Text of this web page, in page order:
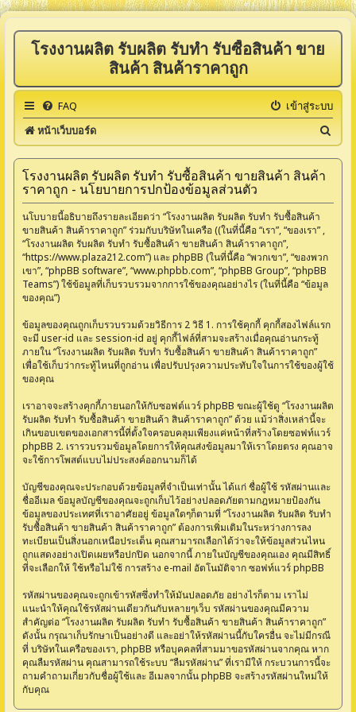
โรงงานผลิต รับผลิต รับทำ รับซื้อสินค้า ขาย
สินค้า สินค้าราคาถูก
FAQ
เข้าสู่ระบบ
หน้าเว็บบอร์ด
น
โรงงานผลิต รับผลิต รับทำ รับซื้อสินค้า ขายสินค้า สินค้า
ราคาถูก - นโยบายการปกป้องข้อมูลส่วนตัว
นโบบายนี้อธิบายถึงรายละเอียดว่า “โรงงานผลิต รับผลิต รับทำ รับซื้อสินค้า
ขายสินค้า สินค้าราคาถูก” ร่วมกับบริษัทในเครือ ((ในที่นี้คือ “เรา”, “ของเรา” ,
“โรงงานผลิต รับผลิต รับทำ รับซื้อสินค้า ขายสินค้า สินค้าราคาถูก”,
“https://www.plaza212.com”) และ phpBB (ในที่นี้คือ “พวกเขา”, “ของพวก
เขา”, “phpBB software”, “www.phpbb.com”, “phpBB Group”, “phpBB
Teams”) ใช้ข้อมูลที่เก็บรวบรวมจากการใช้ของคุณอย่างไร (ในที่นี้คือ “ข้อมูล
ของคุณ”)
ข้อมูลของคุณถูกเก็บรวบรวมด้วยวิธีการ 2 วิธี 1. การใช้คุกกี้ คุกกี้สองไฟล์แรก
จะมี user-id และ session-id อยู่ คุกกี้ไฟล์ที่สามจะสร้างเมื่อคุณอ่านกระทู้
ภายใน “โรงงานผลิต รับผลิต รับทำ รับซื้อสินค้า ขายสินค้า สินค้าราคาถูก”
เพื่อใช้เก็บว่ากระทู้ไหนที่ถูกอ่าน เพื่อปรับปรุงความประทับใจในการใช้ของผู้ใช้
ของคุณ
เราอาจจะสร้างคุกกี้ภายนอกให้กับซอฟต์แวร์ phpBB ขณะผู้ใช้ดู “โรงงานผลิต
รับผลิต รับทำ รับซื้อสินค้า ขายสินค้า สินค้าราคาถูก” ด้วย แม้ว่าสิ่งเหล่านี้จะ
เกินขอบเขตของเอกสารนี้ที่ตั้งใจครอบคลุมเพียงแค่หน้าที่สร้างโดยซอฟท์แวร์
phpBB 2. เรารวบรวมข้อมูลโดยการให้คุณส่งข้อมูลมาให้เราโดยตรง คุณอาจ
จะใช้การโพสต์แบบไม่ประสงค์ออกนามก็ได้
บัญชีของคุณจะประกอบด้วยข้อมูลที่จำเป็นเท่านั้น ได้แก่ ชื่อผู้ใช้ รหัสผ่านและ
ชื่ออีเมล ข้อมูลบัญชีของคุณจะถูกเก็บไว้อย่างปลอดภัยตามกฎหมายป้องกัน
ข้อมูลของประเทศที่เราอาศัยอยู่ ข้อมูลใดๆก็ตามที่ “โรงงานผลิต รับผลิต รับทำ
รับซื้อสินค้า ขายสินค้า สินค้าราคาถูก” ต้องการเพิ่มเติมในระหว่างการลง
ทะเบียนเป็นสิ่งนอกเหนือประเด็น คุณสามารถเลือกได้ว่าจะให้ข้อมูลส่วนไหน
ถูกแสดงอย่างเปิดเผยหรือปกปิด นอกจากนี้ ภายในบัญชีของคุณเอง คุณมีสิทธิ์
ที่จะเลือกให้ ใช้หรือไม่ใช้ การสร้าง e-mail อัตโนมัติจาก ซอฟท์แวร์ phpBB
รหัสผ่านของคุณจะถูกเข้ารหัสซึ่งทำให้มันปลอดภัย อย่างไรก็ตาม เราไม่
แนะนำให้คุณใช้รหัสผ่านเดียวกันกับหลายๆเว็บ รหัสผ่านของคุณมีความ
สำคัญต่อ “โรงงานผลิต รับผลิต รับทำ รับซื้อสินค้า ขายสินค้า สินค้าราคาถูก”
ดังนั้น กรุณาเก็บรักษาเป็นอย่างดี และอย่าให้รหัสผ่านนี้กับใครอื่น จะไม่มีกรณี
ที่ บริษัทในเครือของเรา, phpBB หรือบุคคลที่สามมาขอรหัสผ่านจากคุณ หาก
คุณลืมรหัสผ่าน คุณสามารถใช้ระบบ “ลืมรหัสผ่าน” ที่เรามีให้ กระบวนการนี้จะ
ถามคำถามเกี่ยวกับชื่อผู้ใช้และ อีเมลจากนั้น phpBB จะสร้างรหัสผ่านใหม่ให้
กับคุณ